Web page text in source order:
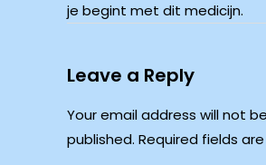
je begint met dit medicijn.
Leave a Reply
Your email address will not be
published. Required fields